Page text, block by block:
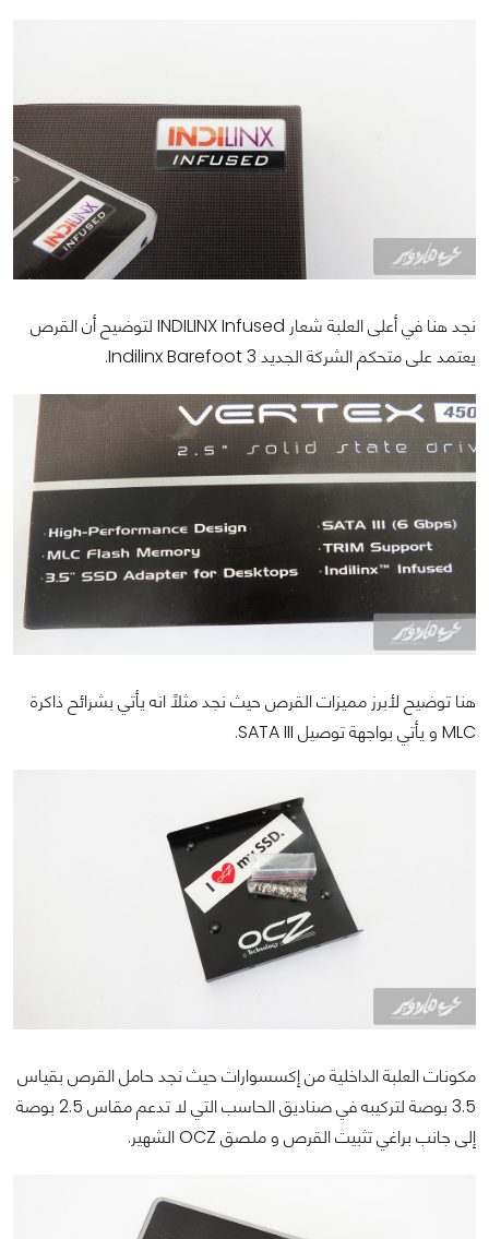
نجد هنا في أعلى العلبة شعار INDILINX Infused لتوضيح أن القرص
يعتمد على متحكم الشركة الجديد Indilinx Barefoot 3.
هنا توضيح لأبرز مميزات القرص حيث نجد مثلاً انه يأتي بشرائح ذاكرة
MLC و يأتي بواجهة توصيل SATA III.
مكونات العلبة الداخلية من إكسسوارات حيث نجد حامل القرص بقياس
3.5 بوصة لتركيبه في صناديق الحاسب التي لا تدعم مقاس 2.5 بوصة
إلى جانب براغي تثبيت القرص و ملصق OCZ الشهير.